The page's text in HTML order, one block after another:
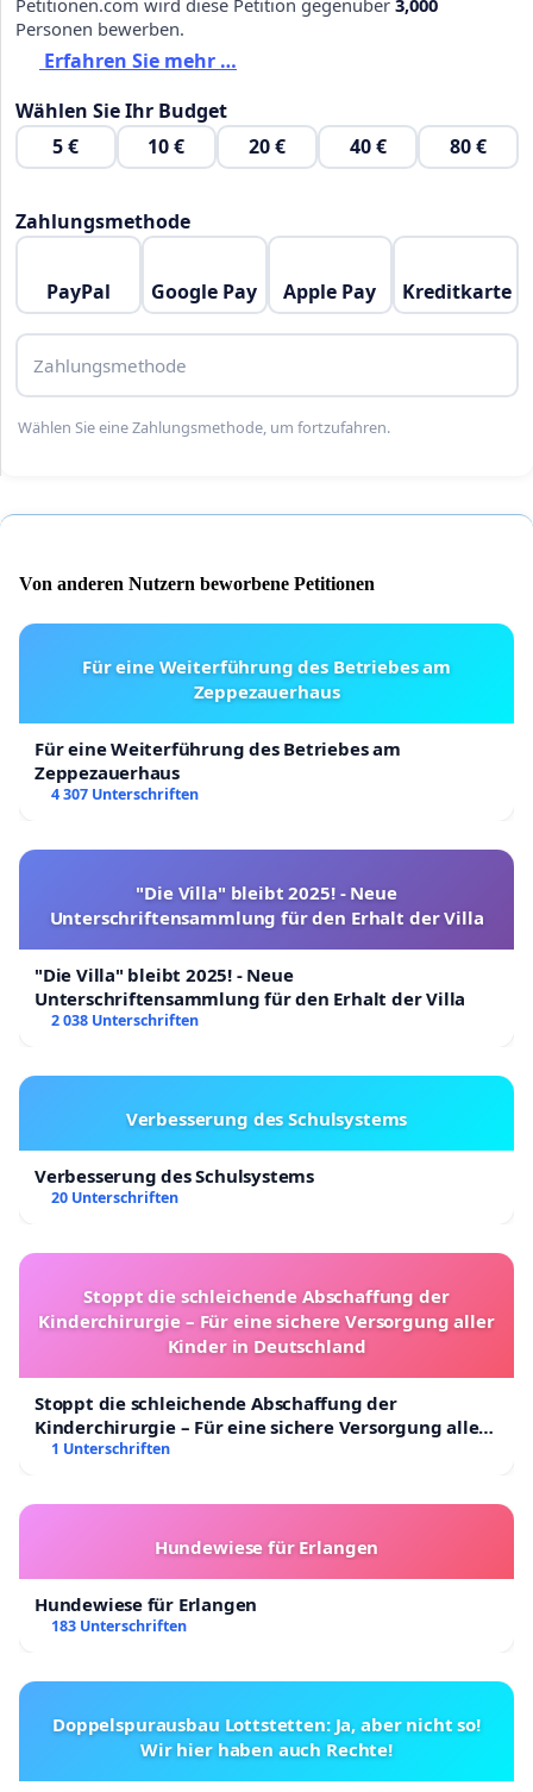
Personen bewerben.
Erfahren Sie mehr …
Wählen Sie Ihr Budget
5 €
10 € 20 € 40 € 80 €
Zahlungsmethode
PayPal Google Pay Apple Pay Kreditkarte
Zahlungsmethode
Wählen Sie eine Zahlungsmethode, um fortzufahren.
Von anderen Nutzern beworbene Petitionen
Für eine Weiterführung des Betriebes am
Zeppezauerhaus
Für eine Weiterführung des Betriebes am
Zeppezauerhaus
4 307 Unterschriften
"Die Villa" bleibt 2025! - Neue
Unterschriftensammlung für den Erhalt der Villa
"Die Villa" bleibt 2025! - Neue
Unterschriftensammlung für den Erhalt der Villa
2 038 Unterschriften
Verbesserung des Schulsystems
Verbesserung des Schulsystems
20 Unterschriften
Stoppt die schleichende Abschaffung der
Kinderchirurgie – Für eine sichere Versorgung aller
Kinder in Deutschland
Stoppt die schleichende Abschaffung der
Kinderchirurgie – Für eine sichere Versorgung aller
Kinder in Deutschland
1 Unterschriften
Hundewiese für Erlangen
Hundewiese für Erlangen
183 Unterschriften
Doppelspurausbau Lottstetten: Ja, aber nicht so!
Wir hier haben auch Rechte!